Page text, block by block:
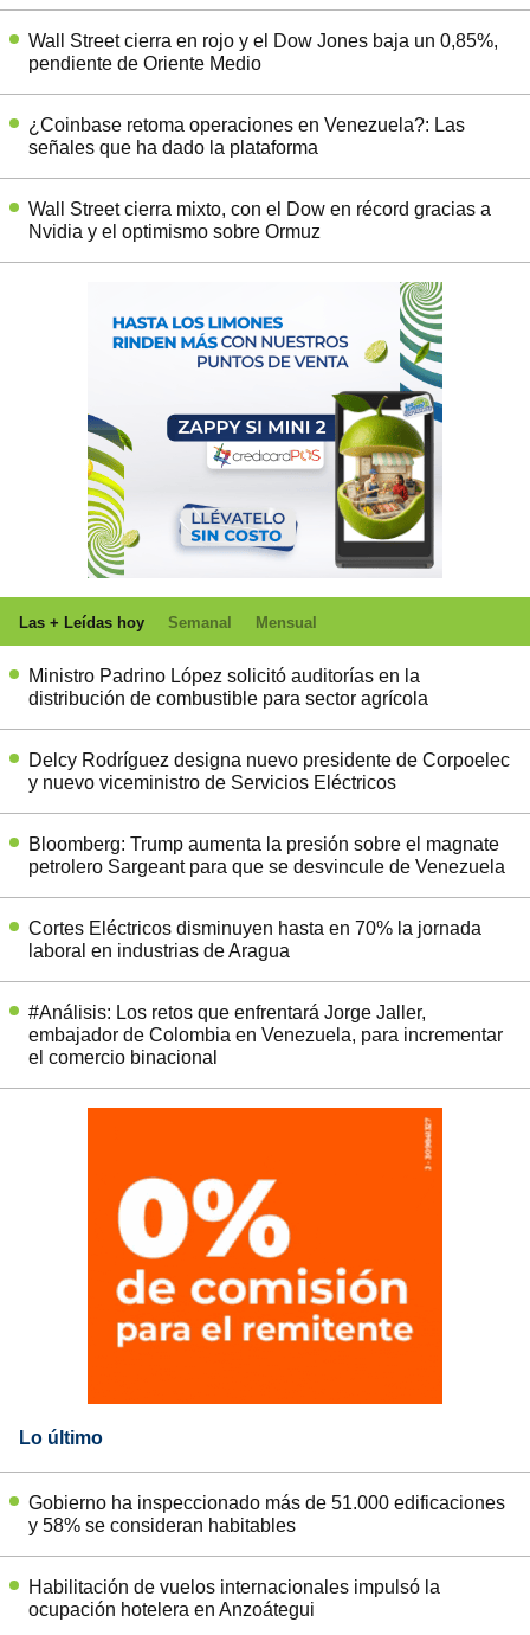
Wall Street cierra en rojo y el Dow Jones baja un 0,85%,
pendiente de Oriente Medio
¿Coinbase retoma operaciones en Venezuela?: Las
señales que ha dado la plataforma
Wall Street cierra mixto, con el Dow en récord gracias a
Nvidia y el optimismo sobre Ormuz
Las + Leídas hoy Semanal Mensual
Ministro Padrino López solicitó auditorías en la
distribución de combustible para sector agrícola
Delcy Rodríguez designa nuevo presidente de Corpoelec
y nuevo viceministro de Servicios Eléctricos
Bloomberg: Trump aumenta la presión sobre el magnate
petrolero Sargeant para que se desvincule de Venezuela
Cortes Eléctricos disminuyen hasta en 70% la jornada
laboral en industrias de Aragua
#Análisis: Los retos que enfrentará Jorge Jaller,
embajador de Colombia en Venezuela, para incrementar
el comercio binacional
Lo último
Gobierno ha inspeccionado más de 51.000 edificaciones
y 58% se consideran habitables
Habilitación de vuelos internacionales impulsó la
ocupación hotelera en Anzoátegui